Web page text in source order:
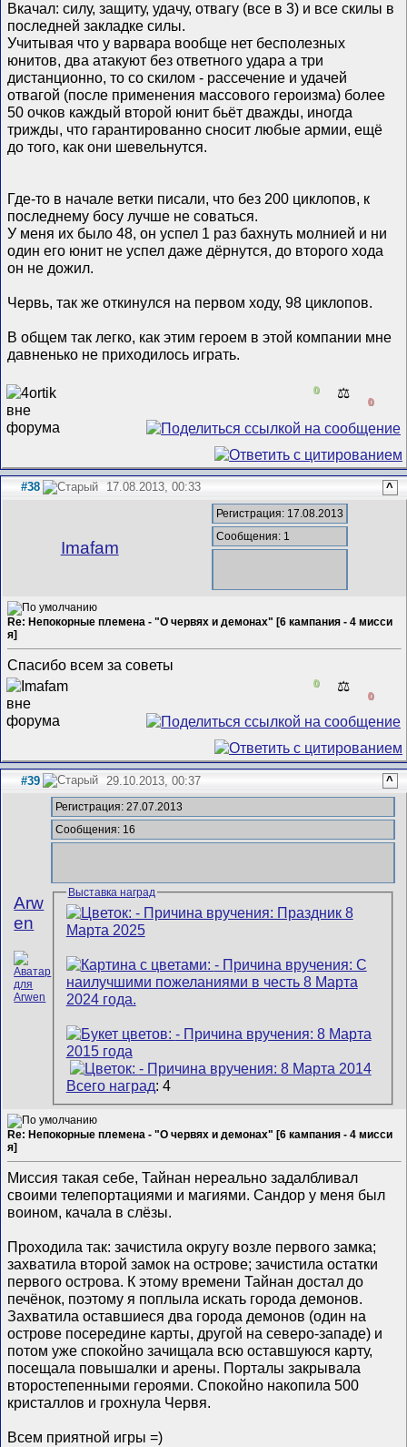
Вкачал: силу, защиту, удачу, отвагу (все в 3) и все скилы в
последней закладке силы.
Учитывая что у варвара вообще нет бесполезных
юнитов, два атакуют без ответного удара а три
дистанционно, то со скилом - рассечение и удачей
отвагой (после применения массового героизма) более
50 очков каждый второй юнит бьёт дважды, иногда
трижды, что гарантированно сносит любые армии, ещё
до того, как они шевельнутся.
Где-то в начале ветки писали, что без 200 циклопов, к
последнему босу лучше не соваться.
У меня их было 48, он успел 1 раз бахнуть молнией и ни
один его юнит не успел даже дёрнутся, до второго хода
он не дожил.
Червь, так же откинулся на первом ходу, 98 циклопов.
В общем так легко, как этим героем в этой компании мне
давненько не приходилось играть.
0 ⚖️
0
#38 17.08.2013, 00:33 ^
Imafam
Регистрация: 17.08.2013
Сообщения: 1
Re: Непокорные племена - "О червях и демонах" [6 кампания - 4 мисси
я]
Спасибо всем за советы
0 ⚖️
0
#39 29.10.2013, 00:37 ^
Arw
en
Регистрация: 27.07.2013
Сообщения: 16
Выставка наград
Всего наград: 4
Re: Непокорные племена - "О червях и демонах" [6 кампания - 4 мисси
я]
Миссия такая себе, Тайнан нереально задалбливал
своими телепортациями и магиями. Сандор у меня был
воином, качала в слёзы.
Проходила так: зачистила округу возле первого замка;
захватила второй замок на острове; зачистила остатки
первого острова. К этому времени Тайнан достал до
печёнок, поэтому я поплыла искать города демонов.
Захватила оставшиеся два города демонов (один на
острове посередине карты, другой на северо-западе) и
потом уже спокойно зачищала всю оставшуюся карту,
посещала повышалки и арены. Порталы закрывала
второстепенными героями. Спокойно накопила 500
кристаллов и грохнула Червя.
Всем приятной игры =)